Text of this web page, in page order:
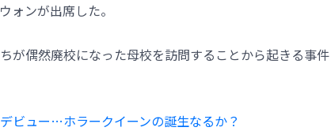
ォンが出席した。
が偶然廃校になった母校を訪問することから起きる事件
ビュー…ホラークイーンの誕生なるか？